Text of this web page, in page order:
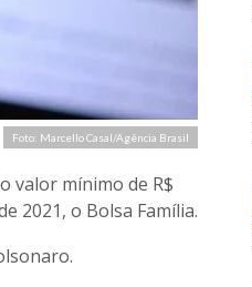
Foto: Marcello Casal/Agência Brasil
valor mínimo de R$
2021, o Bolsa Família.